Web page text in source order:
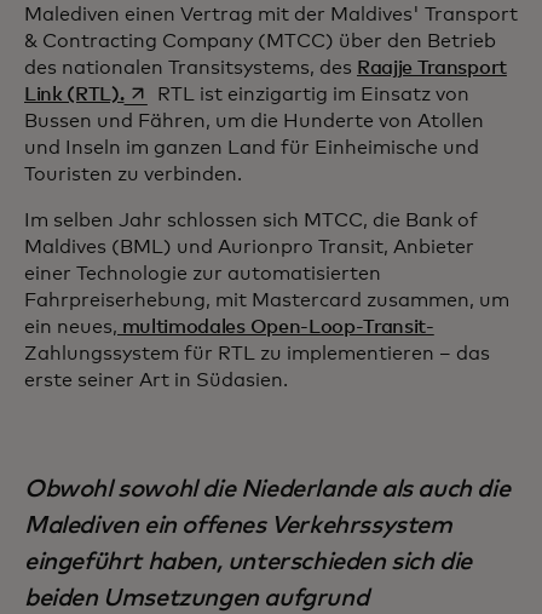
Malediven einen Vertrag mit der Maldives' Transport
& Contracting Company (MTCC) über den Betrieb
des nationalen Transitsystems, des Raajje Transport
Link (RTL).wird in einer neuen Registerkarte geöffnet
RTL ist einzigartig im Einsatz von
Bussen und Fähren, um die Hunderte von Atollen
und Inseln im ganzen Land für Einheimische und
Touristen zu verbinden.
Im selben Jahr schlossen sich MTCC, die Bank of
Maldives (BML) und Aurionpro Transit, Anbieter
einer Technologie zur automatisierten
Fahrpreiserhebung, mit Mastercard zusammen, um
ein neues, multimodales Open-Loop-Transit-
Zahlungssystem für RTL zu implementieren – das
erste seiner Art in Südasien.
Obwohl sowohl die Niederlande als auch die
Malediven ein offenes Verkehrssystem
eingeführt haben, unterschieden sich die
beiden Umsetzungen aufgrund